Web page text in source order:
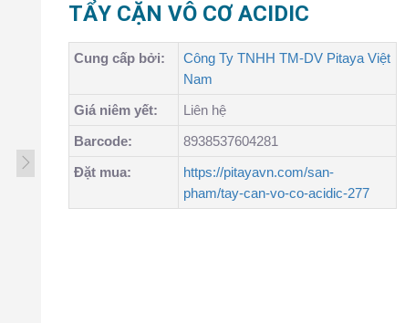
TẨY CẶN VÔ CƠ ACIDIC
Cung cấp bởi:
Công Ty TNHH TM-DV Pitaya Việt
Nam
Giá niêm yết:
Liên hệ
Barcode:
8938537604281
Đặt mua:
https://pitayavn.com/san-
pham/tay-can-vo-co-acidic-277